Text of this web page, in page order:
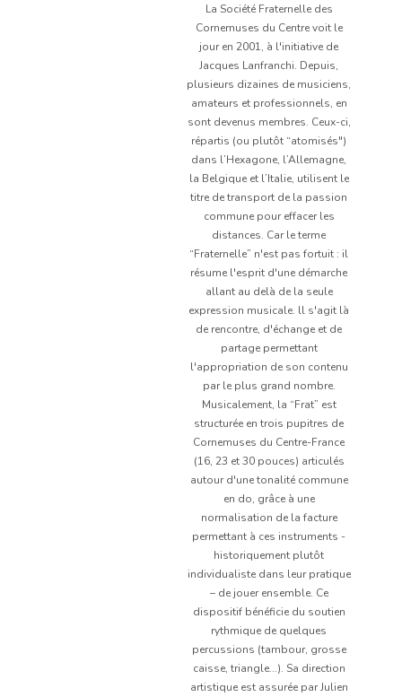
La Société Fraternelle des
Cornemuses du Centre voit le
jour en 2001, à l'initiative de
Jacques Lanfranchi. Depuis,
plusieurs dizaines de musiciens,
amateurs et professionnels, en
sont devenus membres. Ceux-ci,
répartis (ou plutôt “atomisés")
dans l’Hexagone, l’Allemagne,
la Belgique et l’Italie, utilisent le
titre de transport de la passion
commune pour effacer les
distances. Car le terme
“Fraternelle” n'est pas fortuit : il
résume l'esprit d'une démarche
allant au delà de la seule
expression musicale. ll s'agit là
de rencontre, d'échange et de
partage permettant
l'appropriation de son contenu
par le plus grand nombre.
Musicalement, la “Frat” est
structurée en trois pupitres de
Cornemuses du Centre-France
(16, 23 et 30 pouces) articulés
autour d'une tonalité commune
en do, grâce à une
normalisation de la facture
permettant à ces instruments -
historiquement plutôt
individualiste dans leur pratique
– de jouer ensemble. Ce
dispositif bénéficie du soutien
rythmique de quelques
percussions (tambour, grosse
caisse, triangle...). Sa direction
artistique est assurée par Julien